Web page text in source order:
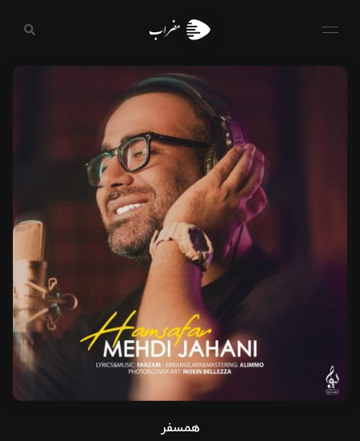
مضراب
همسفر